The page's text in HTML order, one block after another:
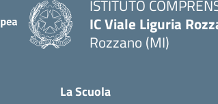
ISTITUTO
IC Viale Liguria
Rozzano (MI)
La Scuola